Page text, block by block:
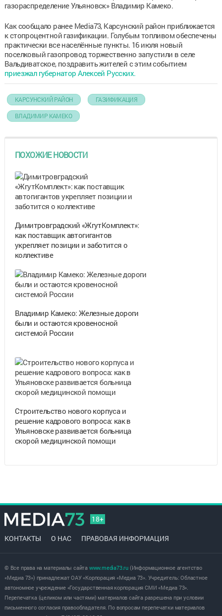
газораспределение Ульяновск» Владимир Камеко.
Как сообщало ранее Media73, Карсунский район приближается
к стопроцентной газификации. Голубым топливом обеспечены
практически все населённые пункты. 16 июля новый
поселковый газопровод торжественно запустили в селе
Вальдиватское, поздравить жителей с этим событием
приезжал губернатор Алексей Русских.
КАРСУНСКИЙ РАЙОН ГАЗИФИКАЦИЯ
ВЛАДИМИР КАМЕКО
ПОХОЖИЕ НОВОСТИ
Димитровградский «ЖгутКомплект»:
как поставщик автогигантов
укрепляет позиции и заботится о
коллективе
Владимир Камеко: Железные дороги
были и остаются кровеносной
системой России
Строительство нового корпуса и
решение кадрового вопроса: как в
Ульяновске развивается больница
скорой медицинской помощи
18+
КОНТАКТЫ О НАС ПРАВОВАЯ ИНФОРМАЦИЯ
© Все права на материалы сайта www.media73.ru(Информационное агентство
«Медиа 73») принадлежат ОАУ «Корпорация «Медиа 73». Учредитель: Областное
автономное учреждение «Государственная корпорация СМИ «Медиа 73».
Перепечатка (целиком или частями) материалов сайта разрешена при условии
письменного согласия правообладателя. По вопросам перепечатки материалов